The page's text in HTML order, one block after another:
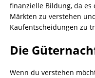
finanzielle Bildung, da
Märkten zu verstehen
Kaufentscheidungen zu
Die
Wenn du verstehen